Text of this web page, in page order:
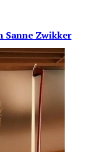
Sanne Zwikker